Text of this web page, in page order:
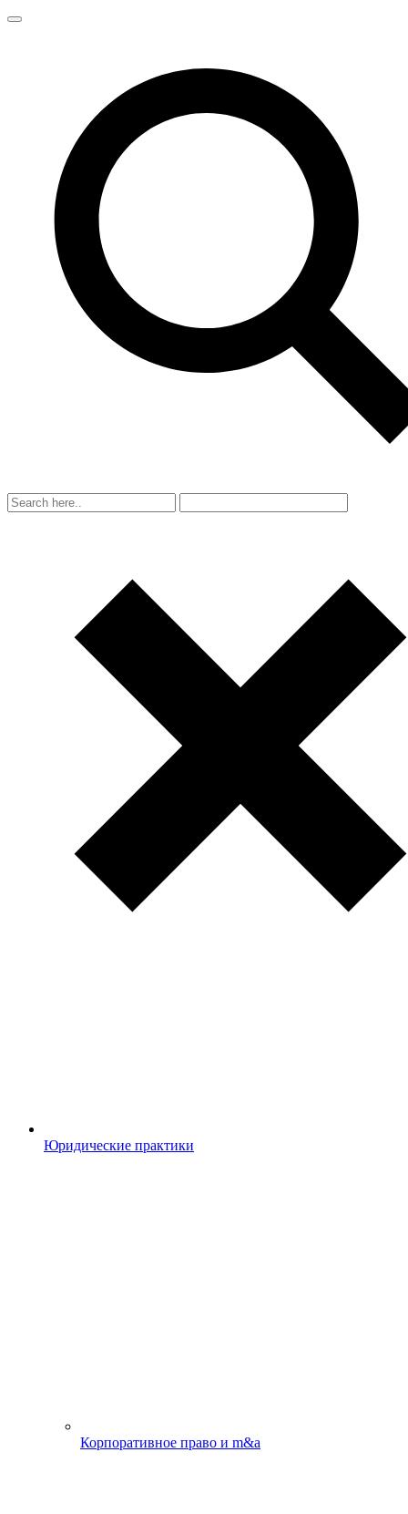
Юридические практики
Корпоративное право и m&a